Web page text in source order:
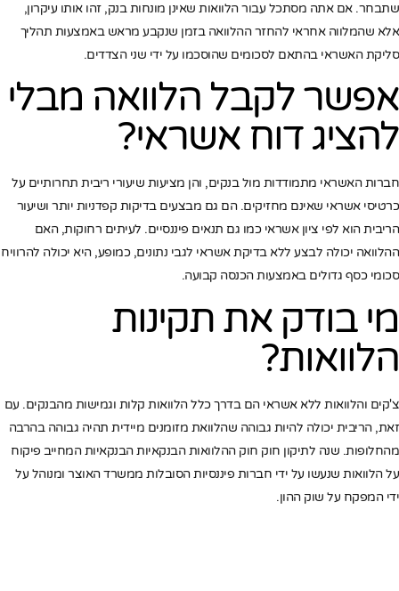
שתבחר. אם אתה מסתכל עבור הלוואות שאינן מונחות בנק, זהו אותו עיקרון,
אלא שהמלווה אחראי להחזר ההלוואה בזמן שנקבע מראש באמצעות תהליך
סליקת האשראי בהתאם לסכומים שהוסכמו על ידי שני הצדדים.
אפשר לקבל הלוואה מבלי
להציג דוח אשראי?
חברות האשראי מתמודדות מול בנקים, והן מציעות שיעורי ריבית תחרותיים על
כרטיסי אשראי שאינם מחזיקים. הם גם מבצעים בדיקות קפדניות יותר ושיעור
הריבית הוא לפי ציון אשראי כמו גם תנאים פיננסיים. לעיתים רחוקות, האם
ההלוואה יכולה לבצע ללא בדיקת אשראי לגבי נתונים, כמופע, היא יכולה להרוויח
סכומי כסף גדולים באמצעות הכנסה קבועה.
מי בודק את תקינות
הלוואות?
צ'קים והלוואות ללא אשראי הם בדרך כלל הלוואות קלות וגמישות מהבנקים. עם
זאת, הריבית יכולה להיות גבוהה שהלוואת מזומנים מיידית תהיה גבוהה בהרבה
מהחלופות. שנה לתיקון חוק חוק ההלוואות הבנקאיות הבנקאיות המחייב פיקוח
על הלוואות שנעשו על ידי חברות פיננסיות הסובלות ממשרד האוצר ומנוהל על
ידי המפקח על שוק ההון.